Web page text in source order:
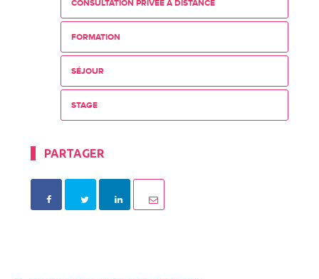
CONSULTATION PRIVÉE À DISTANCE
FORMATION
SÉJOUR
STAGE
PARTAGER